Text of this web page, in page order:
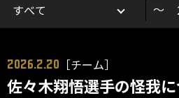
～
2026.2.20 ［チーム］
佐々木翔悟選手の怪我